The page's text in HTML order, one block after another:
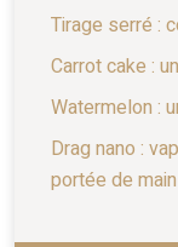
Tirage serré :
Carrot cake :
Watermelon :
Drag nano :
portée de main